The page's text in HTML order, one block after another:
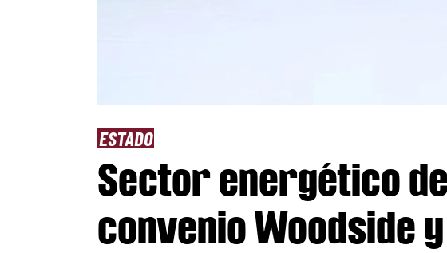
ESTADO
Sector energético
convenio Woodside y